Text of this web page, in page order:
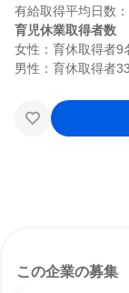
育児休業取得者数
女性：育休取得者9
この企業の募集